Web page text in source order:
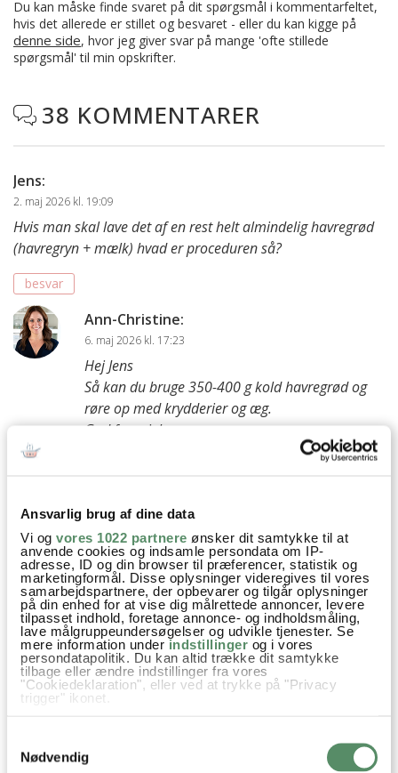
Ansvarlig brug af dine data
Vi og vores 1022 partnere ønsker dit samtykke til at
anvende cookies og indsamle persondata om IP-
adresse, ID og din browser til præferencer, statistik og
marketingformål. Disse oplysninger videregives til vores
samarbejdspartnere, der opbevarer og tilgår oplysninger
på din enhed for at vise dig målrettede annoncer, levere
tilpasset indhold, foretage annonce- og indholdsmåling,
lave målgruppeundersøgelser og udvikle tjenester. Se
mere information under indstillinger og i vores
persondatapolitik. Du kan altid trække dit samtykke
tilbage eller ændre indstillinger fra vores
"Cookiedeklaration", eller ved at trykke på "Privacy
trigger" ikonet.
Indsamle præcise oplysninger om din placering,
der kan være nøjagtig inden for få meter
Identificere din enhed baseret på en scanning af
Nødvendig
Du kan måske finde svaret på dit spørgsmål i kommentarfeltet,
hvis det allerede er stillet og besvaret - eller du kan kigge på
denne side, hvor jeg giver svar på mange 'ofte stillede
spørgsmål' til min opskrifter.
 38 KOMMENTARER
Jens:
2. maj 2026 kl. 19:09
Hvis man skal lave det af en rest helt almindelig havregrød
(havregryn + mælk) hvad er proceduren så?
besvar
Ann-Christine:
6. maj 2026 kl. 17:23
Hej Jens
Så kan du bruge 350-400 g kold havregrød og
røre op med krydderier og æg.
God fornøjelse
Carina:
1. september 2025 kl. 12:18
Hvad er det for noget kokossukker nu nævner i opskriften,
synes ikke den er på ingredienserne
besvar
Ann-Christine:
1. september 2025 kl. 17:48
jeg var meget glad for brug af kokossukker for
en del år siden ;) Du kan frit bruge alm sukker,